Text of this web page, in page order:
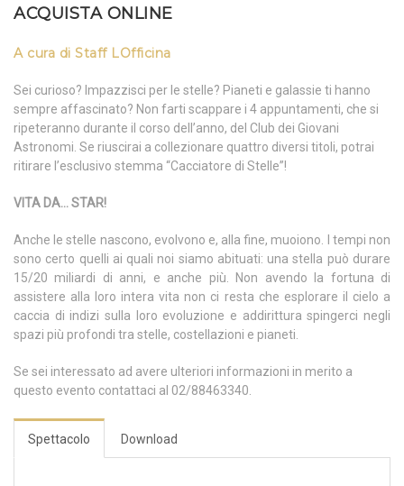
ACQUISTA ONLINE
A cura di Staff LOfficina
Sei curioso? Impazzisci per le stelle? Pianeti e galassie ti hanno
sempre affascinato? Non farti scappare i 4 appuntamenti, che si
ripeteranno durante il corso dell’anno, del Club dei Giovani
Astronomi. Se riuscirai a collezionare quattro diversi titoli, potrai
ritirare l’esclusivo stemma “Cacciatore di Stelle”!
VITA DA… STAR!
Anche le stelle nascono, evolvono e, alla fine, muoiono. I tempi non
sono certo quelli ai quali noi siamo abituati: una stella può durare
15/20 miliardi di anni, e anche più. Non avendo la fortuna di
assistere alla loro intera vita non ci resta che esplorare il cielo a
caccia di indizi sulla loro evoluzione e addirittura spingerci negli
spazi più profondi tra stelle, costellazioni e pianeti.
Se sei interessato ad avere ulteriori informazioni in merito a
questo evento contattaci al 02/88463340.
Spettacolo Download